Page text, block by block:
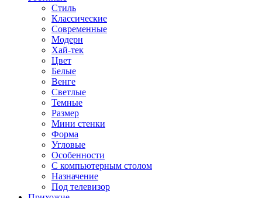
Стиль
Классические
Современные
Модерн
Хай-тек
Цвет
Белые
Венге
Светлые
Темные
Размер
Мини стенки
Форма
Угловые
Особенности
С компьютерным столом
Назначение
Под телевизор